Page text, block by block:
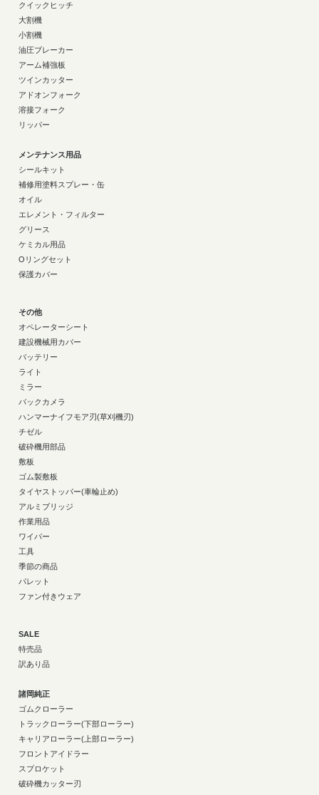
クイックヒッチ
大割機
小割機
油圧ブレーカー
アーム補強板
ツインカッター
アドオンフォーク
溶接フォーク
リッパー
メンテナンス用品
シールキット
補修用塗料スプレー・缶
オイル
エレメント・フィルター
グリース
ケミカル用品
Oリングセット
保護カバー
その他
オペレーターシート
建設機械用カバー
バッテリー
ライト
ミラー
バックカメラ
ハンマーナイフモア刃(草刈機刃)
チゼル
破砕機用部品
敷板
ゴム製敷板
タイヤストッパー(車輪止め)
アルミブリッジ
作業用品
ワイパー
工具
季節の商品
パレット
ファン付きウェア
SALE
特売品
訳あり品
諸岡純正
ゴムクローラー
トラックローラー(下部ローラー)
キャリアローラー(上部ローラー)
フロントアイドラー
スプロケット
破砕機カッター刃